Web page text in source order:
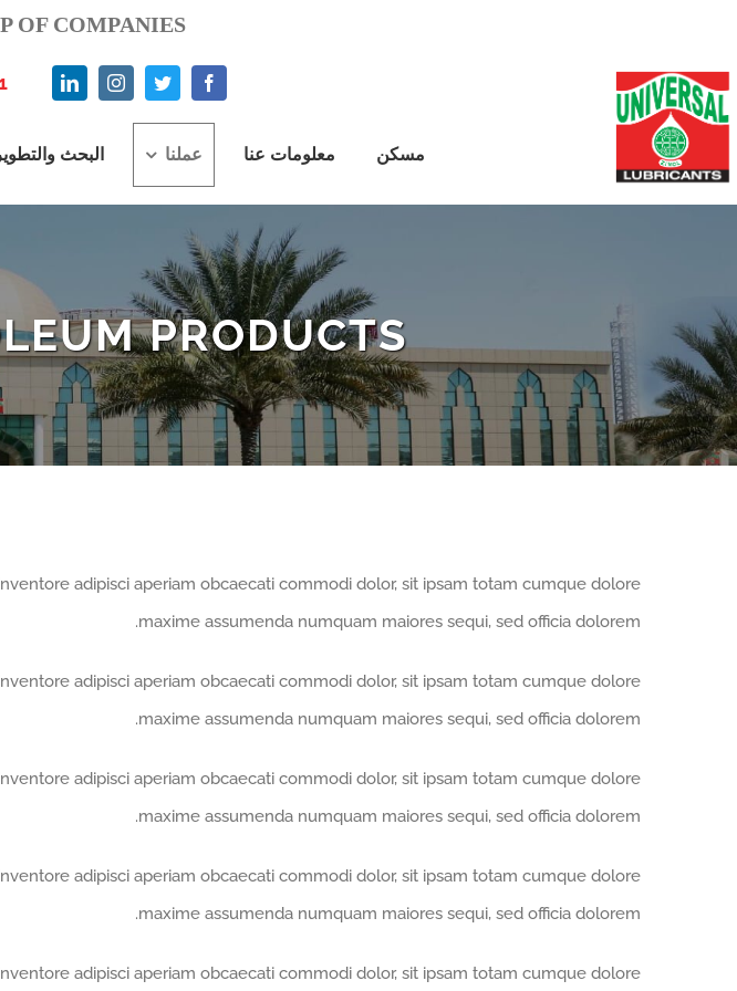
content
OF COMPANIES
مسكن معلومات عنا عملنا البحث
PRODUCTS
adipisci aperiam obcaecati commodi dolor, sit ipsam totam cumque dolore
maxime assumenda numquam maiores sequi, sed officia dolorem.
adipisci aperiam obcaecati commodi dolor, sit ipsam totam cumque dolore
maxime assumenda numquam maiores sequi, sed officia dolorem.
adipisci aperiam obcaecati commodi dolor, sit ipsam totam cumque dolore
maxime assumenda numquam maiores sequi, sed officia dolorem.
adipisci aperiam obcaecati commodi dolor, sit ipsam totam cumque dolore
maxime assumenda numquam maiores sequi, sed officia dolorem.
adipisci aperiam obcaecati commodi dolor, sit ipsam totam cumque dolore